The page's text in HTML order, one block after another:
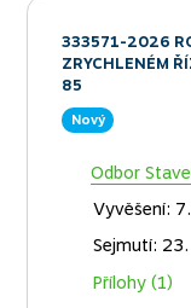
ÚŘEDNÍ DESKA
333571-2026
ZRYCHLENÉM
Nový
Odbor